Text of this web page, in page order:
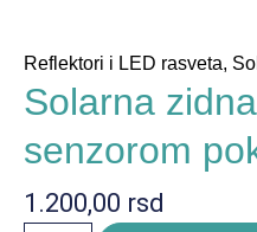
Reflektori i LED rasveta,
Solarna
senzorom
1.200,00 rsd